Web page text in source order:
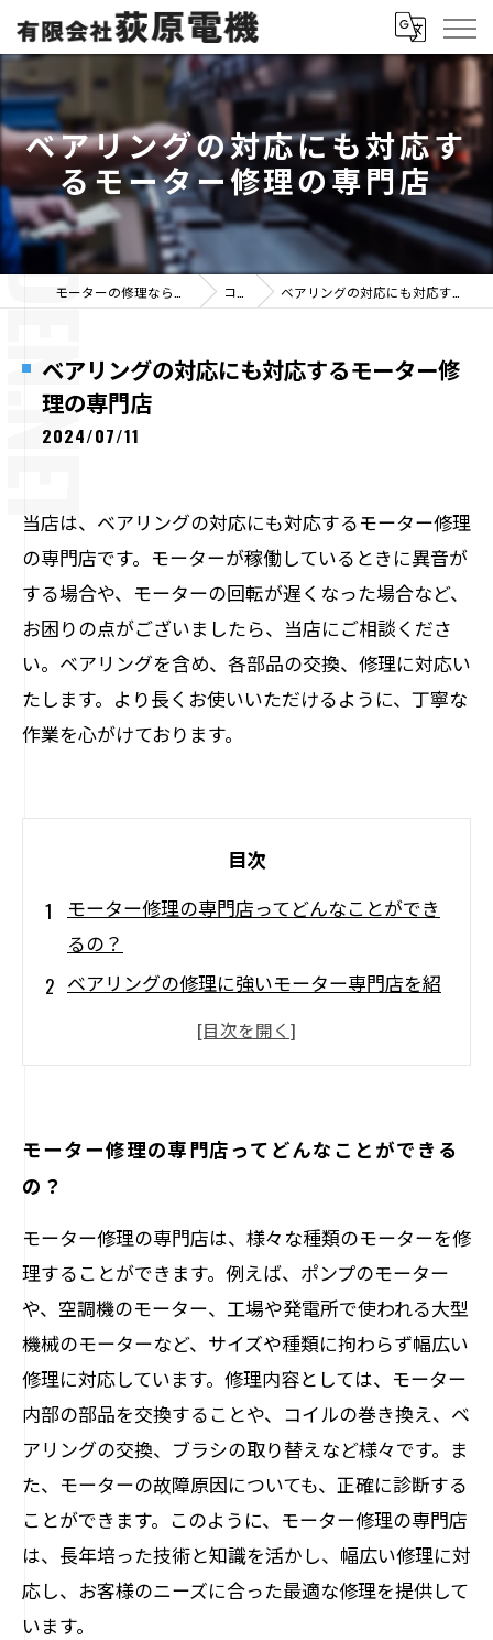
ベアリングの対応にも対応す
るモーター修理の専門店
コラム ベアリングの対応にも対応するモーター修理の専門店
ベアリングの対応にも対応するモーター修
理の専門店
2024/07/11
当店は、ベアリングの対応にも対応するモーター修理
の専門店です。モーターが稼働しているときに異音が
する場合や、モーターの回転が遅くなった場合など、
お困りの点がございましたら、当店にご相談くださ
い。ベアリングを含め、各部品の交換、修理に対応い
たします。より長くお使いいただけるように、丁寧な
作業を心がけております。
目次
モーター修理の専門店ってどんなことができ
るの？
ベアリングの修理に強いモーター専門店を紹
ベアリングの交換はもちろん、対応方法も専
門店
よう
モーター修理の専門店ってどんなことができる
の？
モーター修理の専門店は、様々な種類のモーターを修
理することができます。例えば、ポンプのモーター
や、空調機のモーター、工場や発電所で使われる大型
機械のモーターなど、サイズや種類に拘わらず幅広い
修理に対応しています。修理内容としては、モーター
内部の部品を交換することや、コイルの巻き換え、ベ
アリングの交換、ブラシの取り替えなど様々です。ま
た、モーターの故障原因についても、正確に診断する
ことができます。このように、モーター修理の専門店
は、長年培った技術と知識を活かし、幅広い修理に対
応し、お客様のニーズに合った最適な修理を提供して
います。